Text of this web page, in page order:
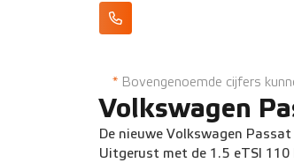
*Bovengenoemde cijfers
Volkswagen
De nieuwe Volkswagen
Uitgerust met de 1.5 eTSI